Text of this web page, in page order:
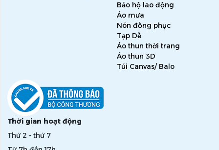
Bảo hộ lao động
Áo mưa
Nón đồng phục
Tạp Dề
Áo thun thời trang
Áo thun 3D
Túi Canvas/ Balo
Thời gian hoạt động
Thứ 2 - thứ 7